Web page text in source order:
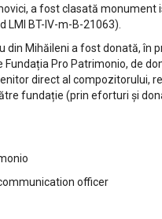
a fost clasată monument
LMI BT-IV-m-B-21063).
din Mihăileni a fost donată, în
Pro Patrimonio, de
direct al compozitorului,
fundație (prin eforturi și
officer